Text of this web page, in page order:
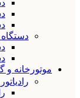
موتورخانه و
رادیاتور